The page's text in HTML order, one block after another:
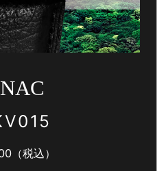
（税込）